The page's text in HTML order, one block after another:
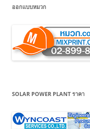
ออกแบบหมวก
SOLAR POWER PLANT ราคา